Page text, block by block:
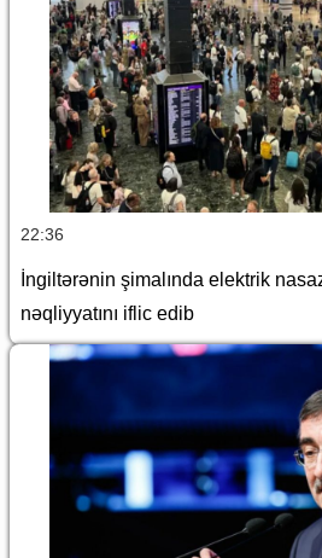
22:36
İngiltərənin şimalında elektrik
nəqliyyatını iflic edib